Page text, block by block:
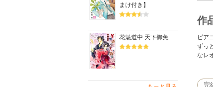
まけ付き】
花魁道中 天下御免
作
ピア
ずっ
なレ
完